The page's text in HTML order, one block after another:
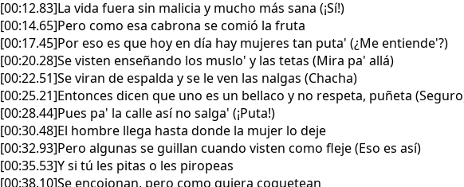
[00:12.83]La vida fuera sin malicia y mucho más sana (¡Sí!)
[00:14.65]Pero como esa cabrona se comió la fruta
[00:17.45]Por eso es que hoy en día hay mujeres tan puta' (¿Me entiende'?)
[00:20.28]Se visten enseñando los muslo' y las tetas (Mira pa' allá)
[00:22.51]Se viran de espalda y se le ven las nalgas (Chacha)
[00:25.21]Entonces dicen que uno es un bellaco y no respeta, puñeta
[00:28.44]Pues pa' la calle así no salga' (¡Puta!)
[00:30.48]El hombre llega hasta donde la mujer lo deje
[00:32.93]Pero algunas se guillan cuando visten como fleje (Eso es así)
[00:35.53]Y si tú les pitas o les piropeas
[00:38.10]Se encojonan, pero como quiera coquetean